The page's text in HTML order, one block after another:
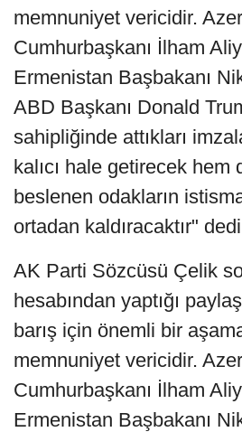
memnuniyet vericidir.
Cumhurbaşkanı İlham
Ermenistan Başbakanı
ABD Başkanı Donald
sahipliğinde attıkları
kalıcı hale getirecek hem
beslenen odakların
ortadan kaldıracaktır"
AK Parti Sözcüsü Çelik
hesabından yaptığı
barış için önemli bir
memnuniyet vericidir.
Cumhurbaşkanı İlham
Ermenistan Başbakanı